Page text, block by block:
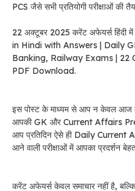
PCS जैसे सभी प्रतियोगी परीक्षाओं की
22 अक्टूबर 2025 करेंट अफेयर्स
in Hindi with Answers | Daily
Banking, Railway Exams | 22
PDF Download.
इस पोस्ट के माध्यम से आप न केवल आज
आपकी GK और Current Affairs
आप प्रतिदिन ऐसे ही Daily Current
आने वाली परीक्षाओं में आपका प्रदर्शन
करेंट अफेयर्स केवल समाचार नहीं है, बल्कि